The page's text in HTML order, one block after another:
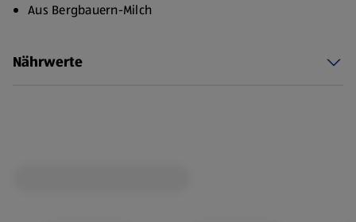
Aus Bergbauern-Milch
Nährwerte